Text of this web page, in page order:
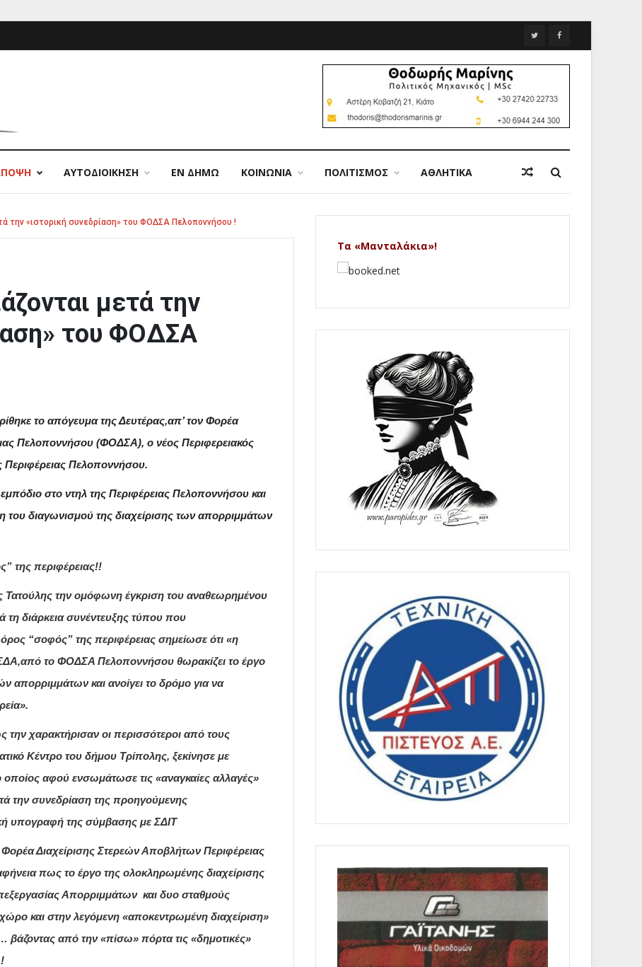
ΑΥΤΟΔΙΟΙΚΗΣΗ ΕΝ ΔΗΜΩ ΚΟΙΝΩΝΙΑ ΠΟΛΙΤΙΣΜΟΣ ΑΘΛΗΤΙΚΑ
την «ιστορική συνεδρίαση» του ΦΟΔΣΑ Πελοποννήσου !
μετά την
του ΦΟΔΣΑ
το απόγευμα της Δευτέρας,απ’ τον Φορέα
Πελοποννήσου (ΦΟΔΣΑ), ο νέος Περιφερειακός
Περιφέρειας Πελοποννήσου.
στο ντηλ της Περιφέρειας Πελοποννήσου και
του διαγωνισμού της διαχείρισης των απορριμμάτων
της περιφέρειας!!
Τατούλης την ομόφωνη έγκριση του αναθεωρημένου
διάρκεια συνέντευξης τύπου που
“σοφός” της περιφέρειας σημείωσε ότι «η
το ΦΟΔΣΑ Πελοποννήσου θωρακίζει το έργο
απορριμμάτων και ανοίγει το δρόμο για να
χαρακτήρισαν οι περισσότεροι από τους
Κέντρο του δήμου Τρίπολης, ξεκίνησε με
αφού ενσωμάτωσε τις «αναγκαίες αλλαγές»
την συνεδρίαση της προηγούμενης
υπογραφή της σύμβασης με ΣΔΙΤ
Διαχείρισης Στερεών Αποβλήτων Περιφέρειας
πως το έργο της ολοκληρωμένης διαχείρισης
Απορριμμάτων και δυο σταθμούς
και στην λεγόμενη «αποκεντρωμένη διαχείριση»
βάζοντας από την «πίσω» πόρτα τις «δημοτικές»
Τα «Μανταλάκια»!